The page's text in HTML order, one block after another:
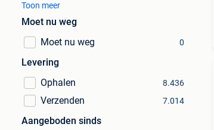
Toon meer
Moet nu weg
Moet nu weg
0
Levering
Ophalen
8.436
Verzenden 7.014
Aangeboden sinds